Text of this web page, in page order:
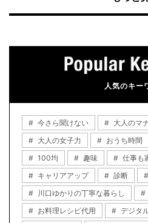
人気のキー
今さら聞けない 大人のマ
大人の女子力
おうち時間
100均
趣味 仕事も
キャリアアップ
診断
川口ゆかりの丁寧な暮らし
お料理レシピ代用
デジタ